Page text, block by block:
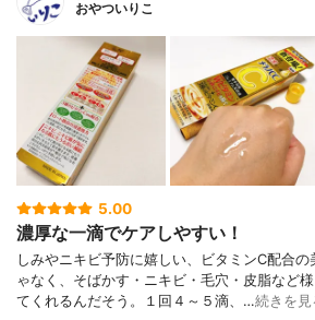
おやついりこ
5.00
濃厚な一滴でケアしやすい！
しみやニキビ予防に嬉しい、ビタミンC配合の
ゃなく、そばかす・ニキビ・毛穴・皮脂など
てくれるんだそう。１回４～５滴、…続きを見